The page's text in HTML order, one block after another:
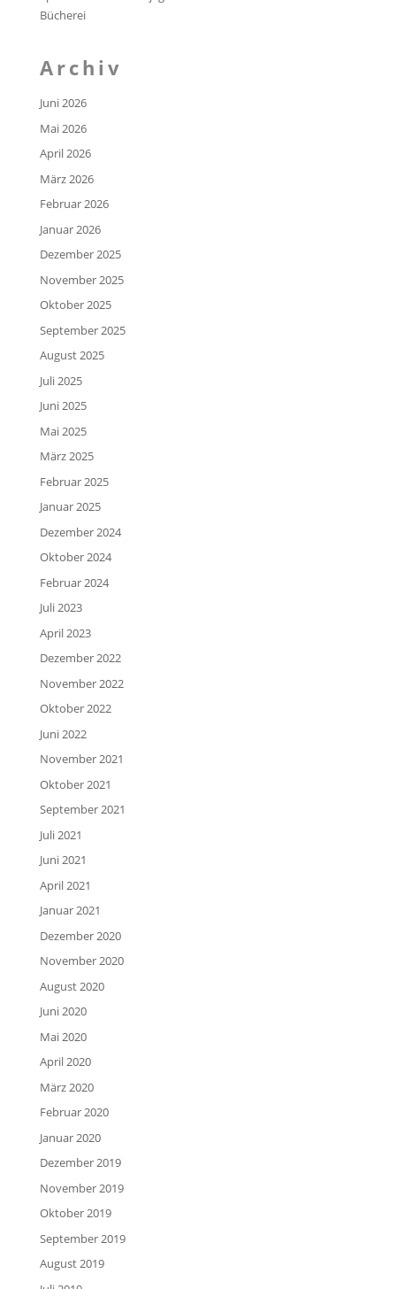
Bücherei
Archiv
Juni 2026
Mai 2026
April 2026
März 2026
Februar 2026
Januar 2026
Dezember 2025
November 2025
Oktober 2025
September 2025
August 2025
Juli 2025
Juni 2025
Mai 2025
März 2025
Februar 2025
Januar 2025
Dezember 2024
Oktober 2024
Februar 2024
Juli 2023
April 2023
Dezember 2022
November 2022
Oktober 2022
Juni 2022
November 2021
Oktober 2021
September 2021
Juli 2021
Juni 2021
April 2021
Januar 2021
Dezember 2020
November 2020
August 2020
Juni 2020
Mai 2020
April 2020
März 2020
Februar 2020
Januar 2020
Dezember 2019
November 2019
Oktober 2019
September 2019
August 2019